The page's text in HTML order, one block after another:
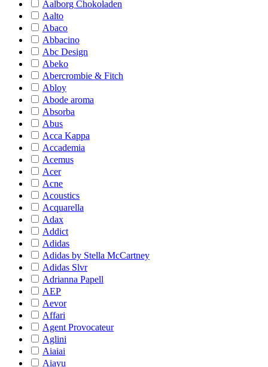
Aalborg Chokoladen
Aalto
Abaco
Abbacino
Abc Design
Abeko
Abercrombie & Fitch
Abloy
Abode aroma
Absorba
Abus
Acca Kappa
Accademia
Acemus
Acer
Acne
Acoustics
Acquarella
Adax
Addict
Adidas
Adidas by Stella McCartney
Adidas Slvr
Adrianna Papell
AEP
Aevor
Affari
Agent Provocateur
Aglini
Aiaiai
Aiayu